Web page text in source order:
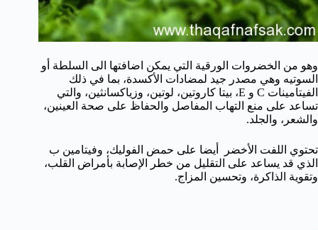
وهو من الخضروات الورقية التي يمكن اضافتها الى السلطة أو
السوتيه وهي مصدر جيد لمضادات الأكسدة، بما في ذلك
الفيتامينات C و E، بيتا كاروتين، لوتين، وزياكسانثين، والتي
تساعد على منع التهاب المفاصل والحفاظ على صحة العينين،
والشعر، والجلد.
تحتوي اللفت الأخضر أيضا على حمض الفوليك، وفيتامين ب
الذي قد يساعد على التقليل من خطر الإصابة بأمراض القلب،
وتقوية الذاكرة، وتحسين المزاج.